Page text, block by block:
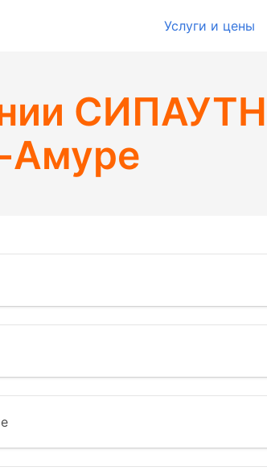
Услуги и цены
Амуре